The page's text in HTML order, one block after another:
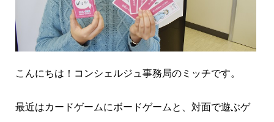
こんにちは！コンシェルジュ事務局のミッチです。
最近はカードゲームにボードゲームと、対面で遊ぶゲ